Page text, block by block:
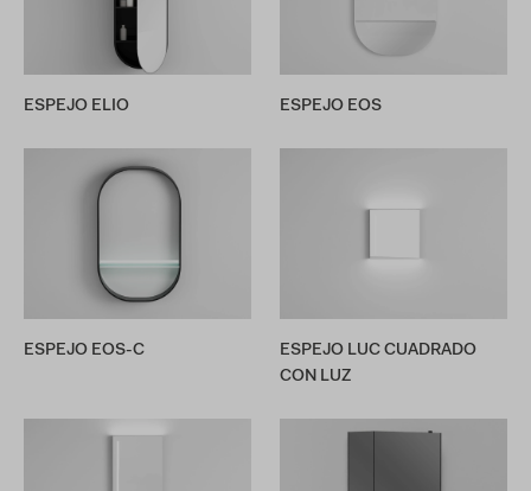
ESPEJO ELIO ESPEJO EOS
ESPEJO EOS-C
ESPEJO LUC CUADRADO
CON LUZ